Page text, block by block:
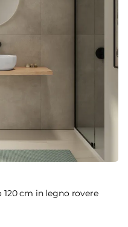
120 cm in legno rovere